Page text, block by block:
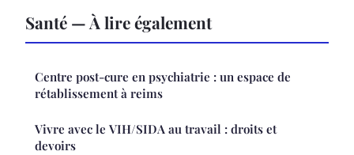
Santé — À lire également
Centre post-cure en psychiatrie : un espace de
rétablissement à reims
Vivre avec le VIH/SIDA au travail : droits et
devoirs